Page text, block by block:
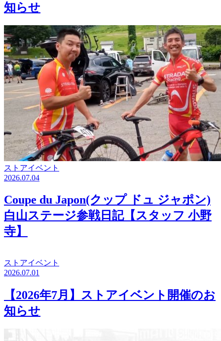
知らせ
ストアイベント
2026.07.04
Coupe du Japon(クップ ドュ ジャポン)
白山ステージ参戦日記【スタッフ 小野
寺】
ストアイベント
2026.07.01
【2026年7月】ストアイベント開催のお
知らせ